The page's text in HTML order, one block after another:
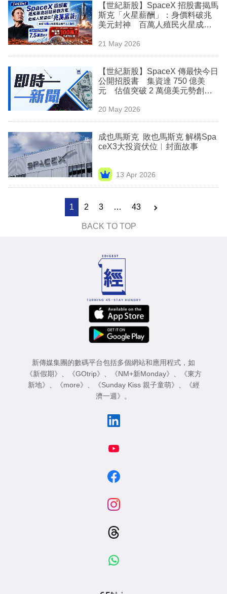
【世紀新股】SpaceX 招股書揭馬
斯克「火星薪酬」：身價料破兆
美元封神 百萬人殖民火星成解
21 May 2026
【世紀新股】SpaceX 傳最快今日
公開招股書 集資達 750 億美
元 估值突破 2 萬億美元勢創紀
20 May 2026
成也馬斯克 敗也馬斯克 解構Spa
ceX3大投資伏位︳封面故事
13 Apr 2026
1 2 3 … 43
BACK TO TOP
新傳媒集團的數碼平台包括多個網站和應用程式，如
《新假期》 、 《GOtrip》 、 《NM+新Monday》 、
《東方
新地》 、 《more》 、 《Sunday Kiss 親子童萌》 、
《經
濟一週》 。